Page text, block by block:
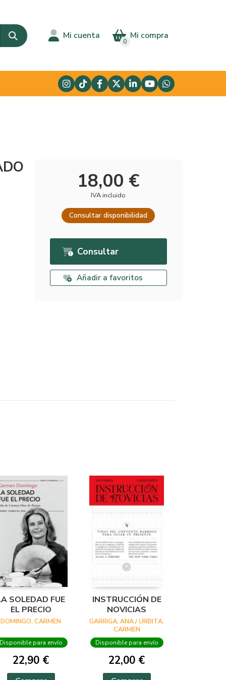
Mi cuenta Mi compra
0
18,00 €
IVA incluido
Consultar disponibilidad
Consultar
Añadir a favoritos
SOLEDAD FUE
EL PRECIO
DOMINGO, CARMEN
Disponible para envío
22,90 €
INSTRUCCIÓN DE
NOVICIAS
GARRIGA, ANA / URBITA,
CARMEN
Disponible para envío
22,00 €